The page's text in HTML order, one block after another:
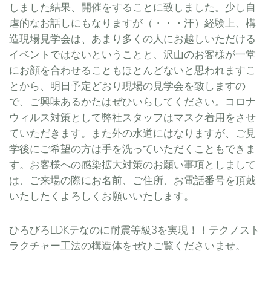
しました結果、開催をすることに致しました。少し自
虐的なお話しにもなりますが（・・・汗）経験上、構
造現場見学会は、あまり多くの人にお越しいただける
イベントではないということと、沢山のお客様が一堂
にお顔を合わせることもほとんどないと思われますこ
とから、明日予定どおり現場の見学会を致しますの
で、ご興味あるかたはぜひいらしてください。コロナ
ウィルス対策として弊社スタッフはマスク着用をさせ
ていただきます。また外の水道にはなりますが、ご見
学後にご希望の方は手を洗っていただくこともできま
す。お客様への感染拡大対策のお願い事項としまして
は、ご来場の際にお名前、ご住所、お電話番号を頂戴
いたしたくよろしくお願いいたします。
ひろびろLDKテなのに耐震等級3を実現！！テクノスト
ラクチャー工法の構造体をぜひご覧くださいませ。